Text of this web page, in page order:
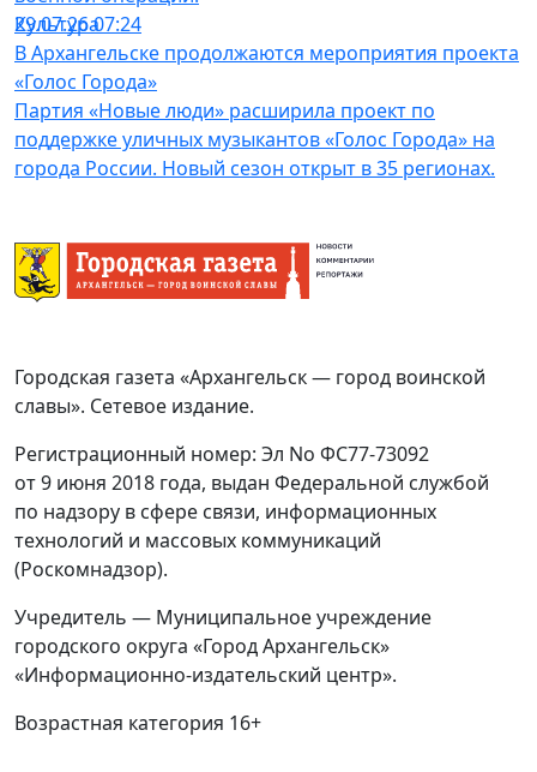
Культура
29.07.26 07:24
В Архангельске продолжаются мероприятия проекта
«Голос Города»
Партия «Новые люди» расширила проект по
поддержке уличных музыкантов «Голос Города» на
города России. Новый сезон открыт в 35 регионах.
Городская газета «Архангельск — город воинской
славы». Сетевое издание.
Регистрационный номер: Эл No ФС77-73092
от 9 июня 2018 года, выдан Федеральной службой
по надзору в сфере связи, информационных
технологий и массовых коммуникаций
(Роскомнадзор).
Учредитель — Муниципальное учреждение
городского округа «Город Архангельск»
«Информационно-издательский центр».
Возрастная категория 16+